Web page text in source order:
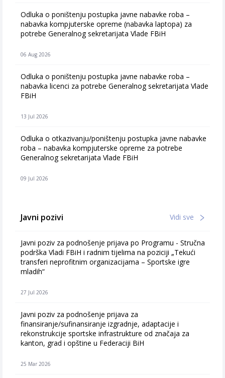
Odluka o poništenju postupka javne nabavke roba –
nabavka kompjuterske opreme (nabavka laptopa) za
potrebe Generalnog sekretarijata Vlade FBiH
06 Aug 2026
Odluka o poništenju postupka javne nabavke roba –
nabavka licenci za potrebe Generalnog sekretarijata Vlade
FBiH
13 Jul 2026
Odluka o otkazivanju/poništenju postupka javne nabavke
roba – nabavka kompjuterske opreme za potrebe
Generalnog sekretarijata Vlade FBiH
09 Jul 2026
Javni pozivi Vidi sve
Javni poziv za podnošenje prijava po Programu - Stručna
podrška Vladi FBiH i radnim tijelima na poziciji „Tekući
transferi neprofitnim organizacijama – Sportske igre
mladih“
27 Jul 2026
Javni poziv za podnošenje prijava za
finansiranje/sufinansiranje izgradnje, adaptacije i
rekonstrukcije sportske infrastrukture od značaja za
kanton, grad i opštine u Federaciji BiH
25 Mar 2026